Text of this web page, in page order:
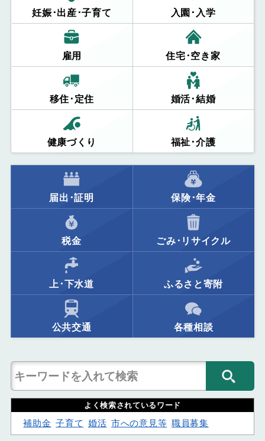
妊娠･出産･子育て 入園･入学
雇用 住宅･空き家
移住･定住 婚活･結婚
健康づくり 福祉･介護
届出･証明 保険･年金
税金 ごみ･リサイクル
上･下水道 ふるさと寄附
公共交通 各種相談
よく検索されているワード
補助金 子育て 婚活 市への意見等 職員募集